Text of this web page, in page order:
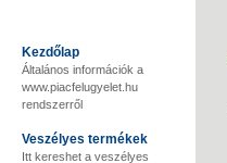
Kezdőlap
Általános információk a
www.piacfelugyelet.hu
rendszerről
Veszélyes termékek
Itt kereshet a veszélyes